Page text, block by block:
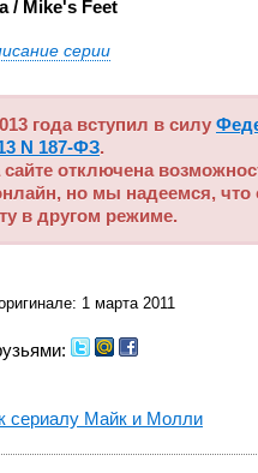
/ Mike's Feet
серии
года вступил в силу
N 187-ФЗ.
отключена
но мы надеемся, что
в другом режиме.
1 марта 2011
сериалу Майк и Молли